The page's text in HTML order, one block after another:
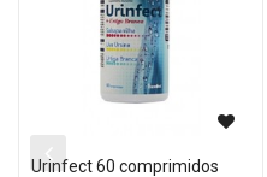
Urinfect 60 comprimidos